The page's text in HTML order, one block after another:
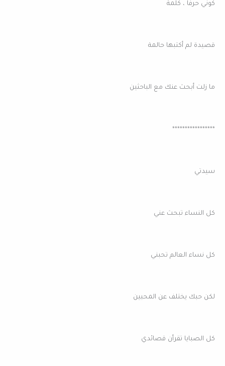
كوني حرفاُ ، كلمة
قصيدة لم أكتبها حالمة
ما زلت أبحث عنك مع الباحثين
*****************
سيدتي
كل النساء تبحث عني
كل نساء العالم تحبني
لكن حبك يختلف عن المحبين
كل الصبايا تقرأن قصائدي